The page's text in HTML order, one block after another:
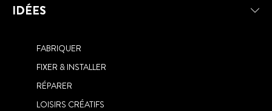
IDÉES
FABRIQUER
FIXER & INSTALLER
RÉPARER
LOISIRS CRÉATIFS